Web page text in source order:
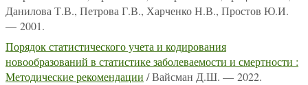
Данилова Т.В., Петрова Г.В., Харченко Н.В., Простов Ю.И.
— 2001.
Порядок статистического учета и кодирования
новообразований в статистике заболеваемости и смертности :
Методические рекомендации / Вайсман Д.Ш. — 2022.